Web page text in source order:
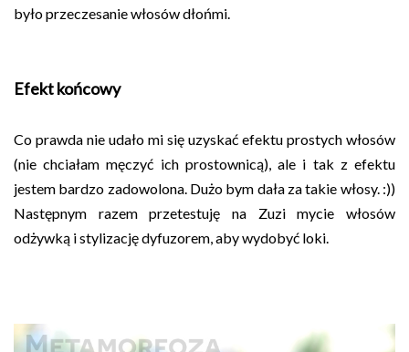
było przeczesanie włosów dłońmi.
Efekt końcowy
Co prawda nie udało mi się uzyskać efektu prostych włosów
(nie chciałam męczyć ich prostownicą), ale i tak z efektu
jestem bardzo zadowolona. Dużo bym dała za takie włosy. :))
Następnym razem przetestuję na Zuzi mycie włosów
odżywką i stylizację dyfuzorem, aby wydobyć loki.